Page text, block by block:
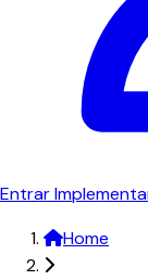
Entrar
Home